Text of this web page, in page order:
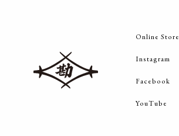
Online Store
Instagram
Facebook
YouTube